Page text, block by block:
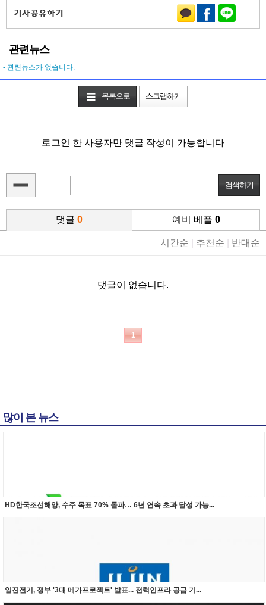
관련뉴스
- 관련뉴스가 없습니다.
목록으로 스크랩하기
로그인 한 사용자만 댓글 작성이 가능합니다
댓글 0 예비 베플 0
시간순 추천순 반대순
댓글이 없습니다.
1
많이 본 뉴스
HD한국조선해양, 수주 목표 70% 돌파… 6년 연속 초과 달성 가능...
일진전기, 정부 '3대 메가프로젝트' 발표... 전력인프라 공급 기...